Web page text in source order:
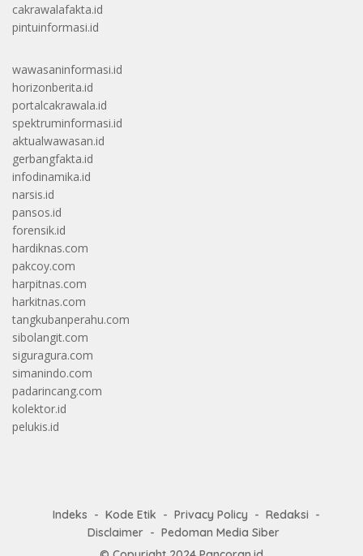
cakrawalafakta.id
pintuinformasi.id
wawasaninformasi.id
horizonberita.id
portalcakrawala.id
spektruminformasi.id
aktualwawasan.id
gerbangfakta.id
infodinamika.id
narsis.id
pansos.id
forensik.id
hardiknas.com
pakcoy.com
harpitnas.com
harkitnas.com
tangkubanperahu.com
sibolangit.com
siguragura.com
simanindo.com
padarincang.com
kolektor.id
pelukis.id
Indeks Kode Etik Privacy Policy
Redaksi
Disclaimer
Pedoman Media Siber